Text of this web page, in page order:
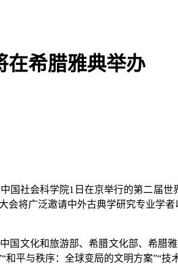
在希腊雅典举办
社会科学院1日在京举行的第二届世
会将广泛邀请中外古典学研究专业
文化和旅游部、希腊文化部、希腊
平与秩序：全球变局的文明方案”“